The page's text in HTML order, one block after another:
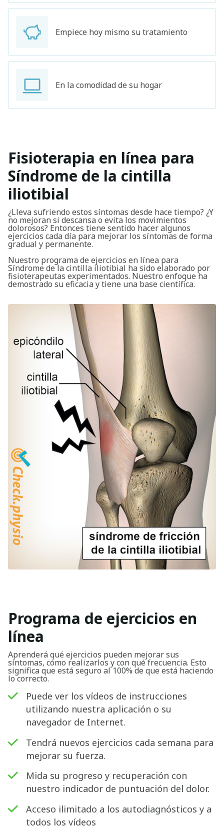
Empiece hoy mismo su tratamiento
En la comodidad de su hogar
Fisioterapia en línea para
Síndrome de la cintilla
iliotibial
¿Lleva sufriendo estos síntomas desde hace tiempo? ¿Y
no mejoran si descansa o evita los movimientos
dolorosos? Entonces tiene sentido hacer algunos
ejercicios cada día para mejorar los síntomas de forma
gradual y permanente.
Nuestro programa de ejercicios en línea para
Síndrome de la cintilla iliotibial ha sido elaborado por
fisioterapeutas experimentados. Nuestro enfoque ha
demostrado su eficacia y tiene una base científica.
Programa de ejercicios en
línea
Aprenderá qué ejercicios pueden mejorar sus
síntomas, cómo realizarlos y con qué frecuencia. Esto
significa que está seguro al 100% de que está haciendo
lo correcto.
Puede ver los vídeos de instrucciones
utilizando nuestra aplicación o su
navegador de Internet.
Tendrá nuevos ejercicios cada semana para
mejorar su fuerza.
Mida su progreso y recuperación con
nuestro indicador de puntuación del dolor.
Acceso ilimitado a los autodiagnósticos y a
todos los vídeos